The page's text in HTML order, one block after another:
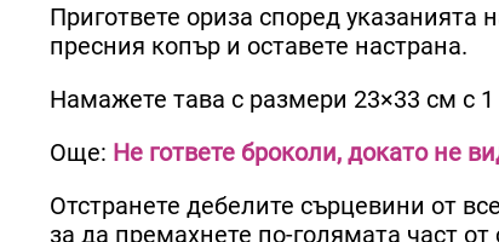
Пригответе ориза според указанията
пресния копър и оставете настрана.
Намажете тава с размери 23×33 см с
Още: Не гответе броколи, докато не
Отстранете дебелите сърцевини от
за да премахнете по-голямата част